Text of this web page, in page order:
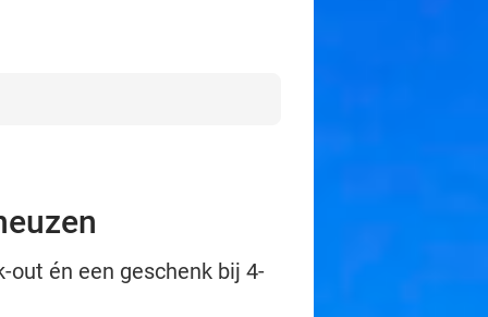
én een geschenk bij 4-